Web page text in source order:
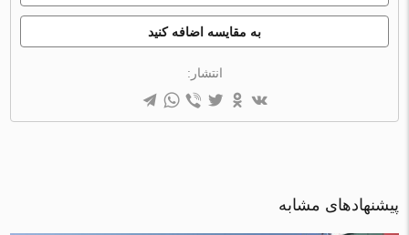
به مقایسه اضافه کنید
انتشار:
پیشنهادهای مشابه